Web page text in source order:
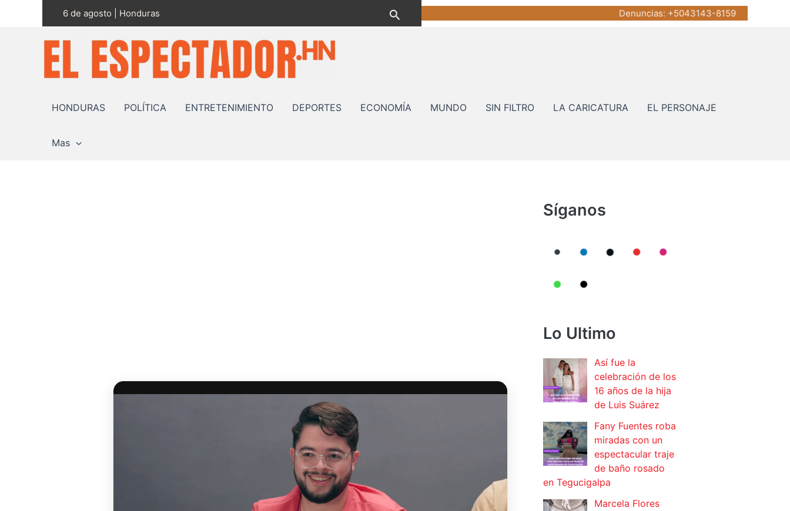
6 de agosto | Honduras Buscar Denuncias: +5043143-8159
HONDURAS POLÍTICA ENTRETENIMIENTO DEPORTES ECONOMÍA MUNDO SIN FILTRO LA CARICATURA EL PERSONAJE
Mas
Síganos
Lo Ultimo
Así fue la
celebración de los
16 años de la hija
de Luis Suárez
Fany Fuentes roba
miradas con un
espectacular traje
de baño rosado
en Tegucigalpa
Marcela Flores